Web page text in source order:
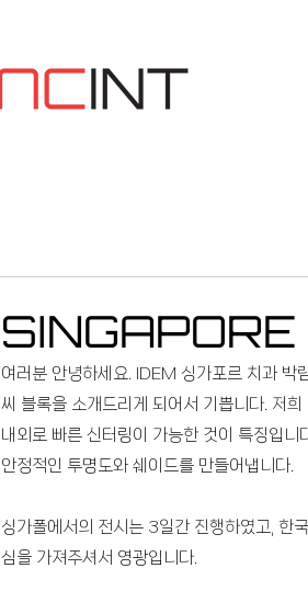
여러분 안녕하세요. IDEM 싱가포르 치과 박
씨 블록을 소개드리게 되어서 기쁩니다. 저
내외로 빠른 신터링이 가능한 것이 특징입
안정적인 투명도와 쉐이드를 만들어냅니다.
싱가폴에서의 전시는 3일간 진행하였고, 한
심을 가져주셔서 영광입니다.